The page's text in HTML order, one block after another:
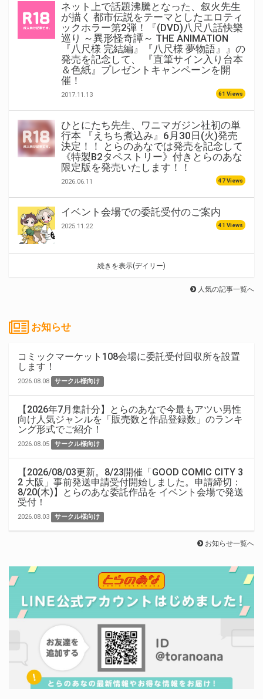
ネット上で話題沸騰となった、叙火先生
が描く 都市伝説をテーマとしたエロティ
ックホラー第2弾！『(DVD)八尺八話快樂
巡り ～異形怪奇譚～ THE ANIMATION
『八尺様 完結編』『八尺様 夢物語』』の
発売を記念して、 『直筆サイン入り台本
＆色紙』プレゼントキャンペーンを開
催！
2017.11.13 61 Views
ひとにたち先生、ワニマガジン社初の単
行本 『えちち煮込み』6月30日(火)発売
決定！！ とらのあなでは発売を記念して
《特製B2タペストリー》付きとらのあな
限定版を発売いたします！！
2026.06.11 47 Views
イベント会場での委託受付のご案内
2025.11.22 41 Views
続きを表示(デイリー)
人気の記事一覧へ
お知らせ
コミックマーケット108会場に委託受付回収所を設置
します！
2026.08.08 サークル様向け
【2026年7月集計分】とらのあなで今最もアツい男性
向け人気ジャンルを「販売数と作品登録数」のランキ
ング形式でご紹介！
2026.08.05 サークル様向け
【2026/08/03更新。8/23開催「GOOD COMIC CITY 3
2 大阪」事前発送申請受付開始しました。申請締切：
8/20(木)】とらのあな委託作品を イベント会場で発送
受付！
2026.08.03 サークル様向け
お知らせ一覧へ